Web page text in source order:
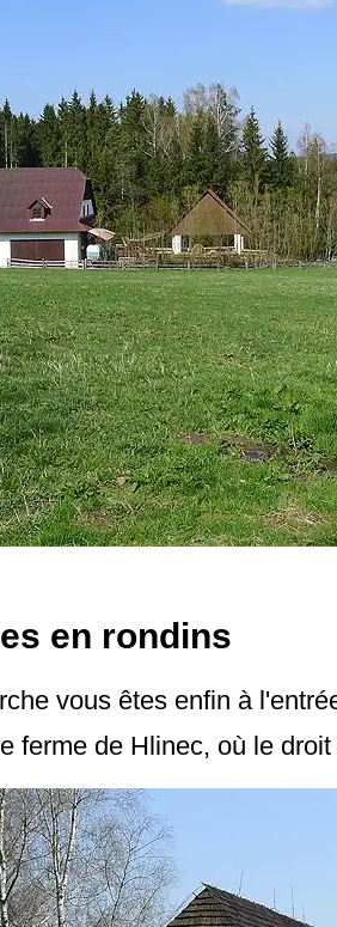
en rondins
vous êtes enfin à
ferme de Hlinec, où le